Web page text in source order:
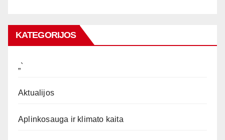
KATEGORIJOS
„`
Aktualijos
Aplinkosauga ir klimato kaita